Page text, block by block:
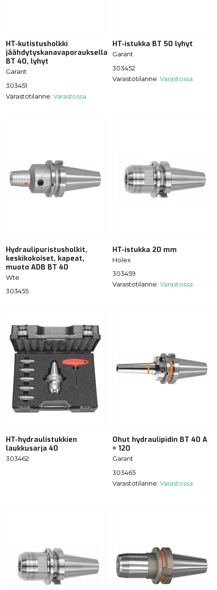
HT-kutistusholkki
jäähdytyskanavaporauksella
BT 40, lyhyt
Garant
303451
Varastotilanne: Varastossa
HT-istukka BT 50 lyhyt
Garant
303452
Varastotilanne: Varastossa
Hydraulipuristusholkit,
keskikokoiset, kapeat,
muoto ADB BT 40
Wte
303455
HT-istukka 20 mm
Holex
303459
Varastotilanne: Varastossa
HT-hydraulistukkien
laukkusarja 40
303462
Ohut hydraulipidin BT 40 A
= 120
Garant
303465
Varastotilanne: Varastossa